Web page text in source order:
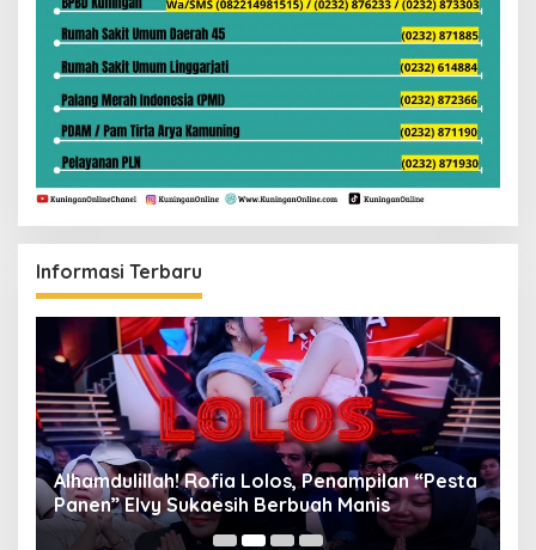
Informasi Terbaru
Alhamdulillah! Rofia Lolos, Penampilan “Pesta
Panen” Elvy Sukaesih Berbuah Manis